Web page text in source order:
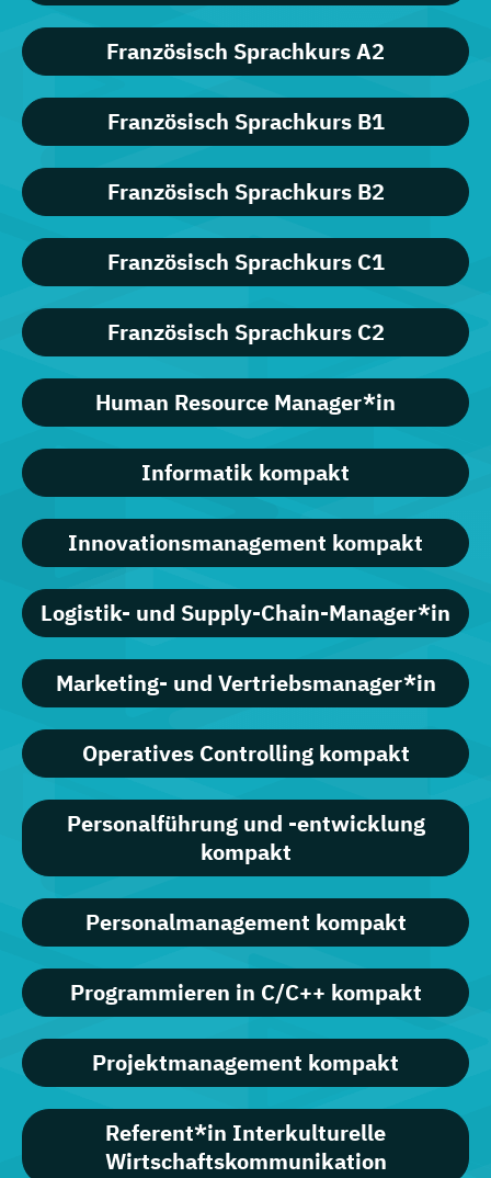
Französisch Sprachkurs A2
Französisch Sprachkurs B1
Französisch Sprachkurs B2
Französisch Sprachkurs C1
Französisch Sprachkurs C2
Human Resource Manager*in
Informatik kompakt
Innovationsmanagement kompakt
Logistik- und Supply-Chain-Manager*in
Marketing- und Vertriebsmanager*in
Operatives Controlling kompakt
Personalführung und -entwicklung
kompakt
Personalmanagement kompakt
Programmieren in C/C++ kompakt
Projektmanagement kompakt
Referent*in Interkulturelle
Wirtschaftskommunikation